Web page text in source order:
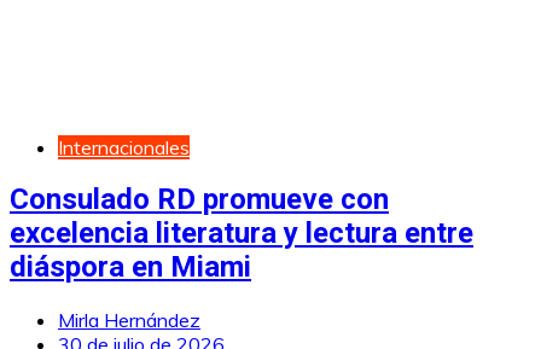
Internacionales
Consulado RD promueve con
excelencia literatura y lectura entre
diáspora en Miami
Mirla Hernández